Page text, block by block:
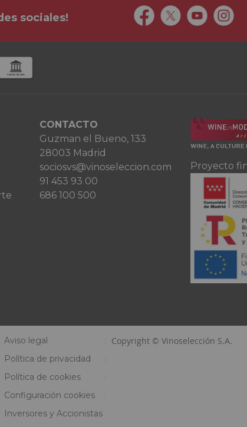
sociales!
CONTACTO
Guzman el Bueno, 133
28003 Madrid
sociosvs@vinoseleccion.com
91 453 93 00
686 100 500
Proyecto
Aviso legal
Política de privacidad
Política de cookies
Configuración cookies
Inversores y Accionistas
Copyright © Vinoselección S.A.